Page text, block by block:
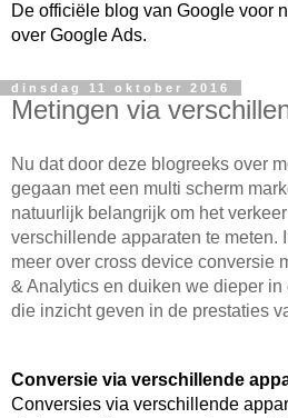
De officiële blog van Google voor
over Google Ads.
dinsdag 11 oktober 2016
Metingen via
Nu dat door deze blogreeks over
gegaan met een multi scherm
natuurlijk belangrijk om het
verschillende apparaten te meten.
meer over cross device conversie
& Analytics en duiken we dieper
die inzicht geven in de prestaties
Conversie via verschillende
Conversies via verschillende